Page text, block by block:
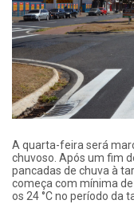
A quarta-feira será
chuvoso. Após um fim
pancadas de chuva à
começa com mínima
os 24 °C no período da